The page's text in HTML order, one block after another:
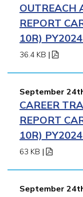
OUTREACH
REPORT
10R)
36.4 KB |
September
CAREER
REPORT
10R)
63 KB |
September